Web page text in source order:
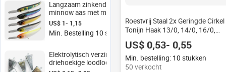
Langzaam zinkende micro
minnow aas met metalen
lip, lange werp, hard
kunstaas voor
zoetwaterbaars en forel,
US$ 1- 1,15
Min. Bestelling 10 stukken
Elektrolytisch verzinkte
driehoekige loodloodjes
Roestvrij Staal 2x Geringde Cirkel
Tonijn Haak 13/0, 14/0, 16/0,
Offshore Big Game Zoutwater
Vissen Roestvrij Staal Vishaak
US$ 0,53- 0,55
Min. bestelling: 10 stukken
50 verkocht